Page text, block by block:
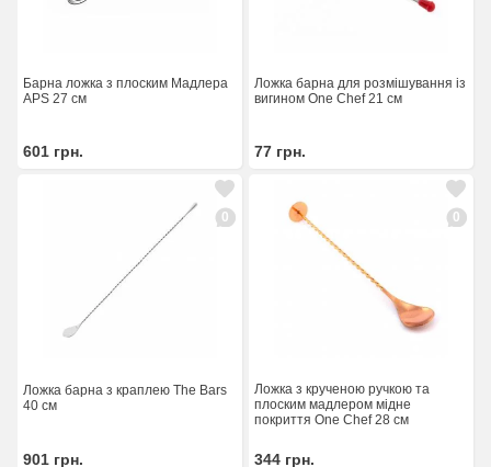
Барна ложка з плоским Мадлера
APS 27 см
601 грн.
Ложка барна для розмішування із
вигином One Chef 21 см
77 грн.
0
Ложка барна з краплею The Bars
40 см
901 грн.
0
Ложка з крученою ручкою та
плоским мадлером мідне
покриття One Chef 28 см
344 грн.